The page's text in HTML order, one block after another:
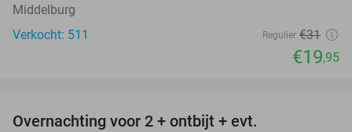
Middelburg
Verkocht: 511
Regulier €31
€19,95
Overnachting voor 2 + ontbijt + evt.